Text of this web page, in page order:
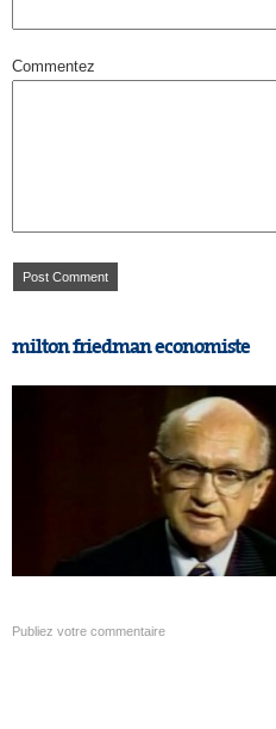
Commentez
milton friedman economiste
Publiez votre commentaire